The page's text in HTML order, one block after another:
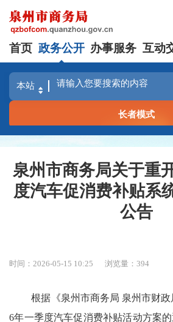
首页 政务公开 办事服务 互动
长者模式
泉州市商务局关于重
度汽车促消费补贴系
公告
时间：2026-05-15 10:25 浏览量：394
根据《泉州市商务局 泉州市财政
6年一季度汽车促消费补贴活动方案